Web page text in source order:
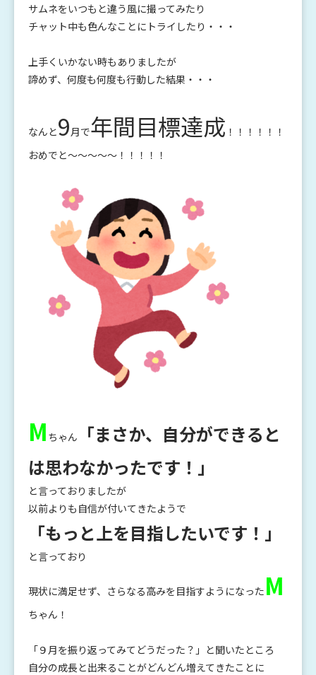
サムネをいつもと違う風に撮ってみたり
チャット中も色んなことにトライしたり・・・
上手くいかない時もありましたが
諦めず、何度も何度も行動した結果・・・
なんと9月で年間目標達成 ！！！！！！
おめでと～～～～～！！！！！
M ちゃん
「まさか、自分ができると
は思わなかったです！」
と言っておりましたが
以前よりも自信が付いてきたようで
「もっと上を目指したいです！」
と言っており
現状に満足せず、さらなる高みを目指すようになった M
ちゃん！
「９月を振り返ってみてどうだった？」と聞いたところ
自分の成長と出来ることがどんどん増えてきたことに